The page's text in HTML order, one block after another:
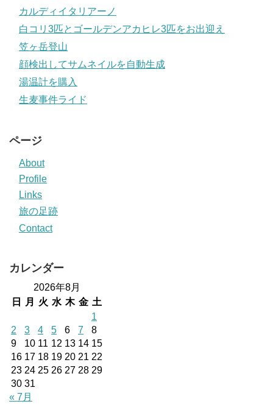
カルディイタリアーノ
白コリ3匹とゴールデンアカヒレ3匹をお出迎え
笠ヶ岳登山
顔検出してサムネイルを自動生成
湯温計を購入
生麦事件ライド
ページ
About
Profile
Links
旅の足跡
Contact
カレンダー
2026年8月
日
月 火 水 木 金 土
1
2
3 4 5 6 7
8
9
10 11 12 13 14 15
16 17 18 19 20 21 22
23 24 25 26 27 28 29
30 31
« 7月